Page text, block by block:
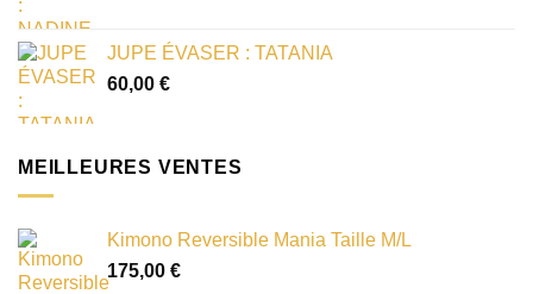
JUPE ÉVASER : TATANIA
60,00 €
MEILLEURES VENTES
Kimono Reversible Mania Taille M/L
175,00 €